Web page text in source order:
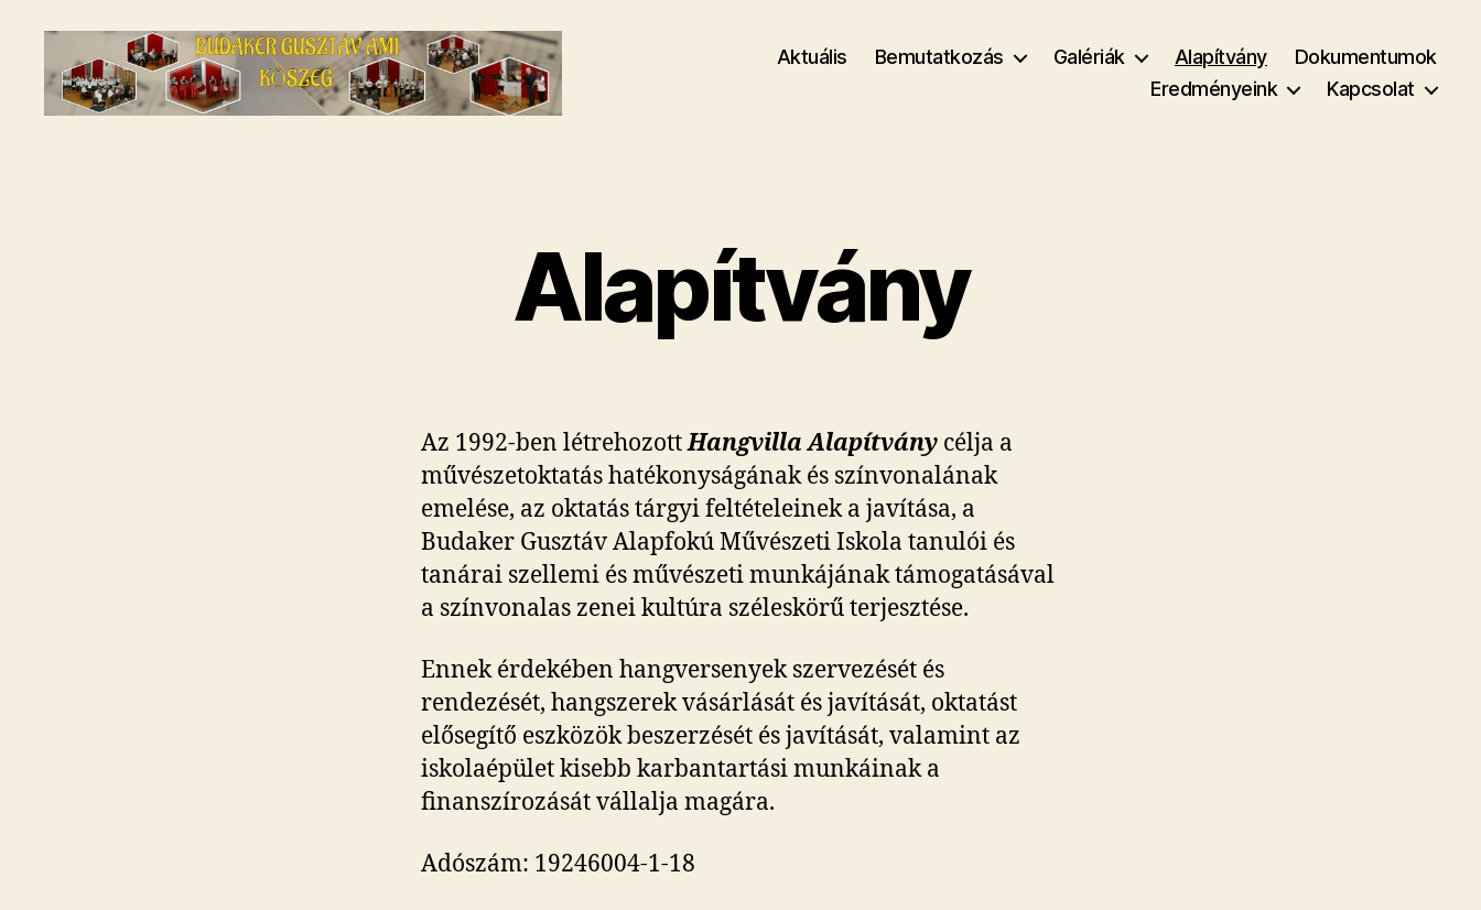
Aktuális Bemutatkozás Galériák Alapítvány
Dokumentumok
Eredményeink
Kapcsolat
Alapítvány
Az 1992-ben létrehozottHangvilla Alapítvány célja a
művészetoktatás hatékonyságának és színvonalának
emelése, az oktatás tárgyi feltételeinek a javítása, a
Budaker Gusztáv Alapfokú Művészeti Iskola tanulói és
tanárai szellemi és művészeti munkájának támogatásával
a színvonalas zenei kultúra széleskörű terjesztése.
Ennek érdekében hangversenyek szervezését és
rendezését, hangszerek vásárlását és javítását, oktatást
elősegítő eszközök beszerzését és javítását, valamint az
iskolaépület kisebb karbantartási munkáinak a
finanszírozását vállalja magára.
Adószám: 19246004-1-18